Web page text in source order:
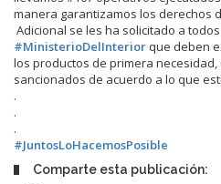
manera garantizamos los derechos
Adicional se les ha solicitado a
#MinisterioDelInteriorque deben
los productos de primera
sancionados de acuerdo a lo que
.
.
.
#JuntosLoHacemosPosible
Comparte esta publicación: